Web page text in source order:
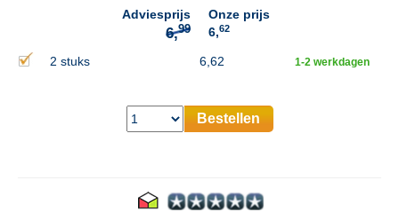
Adviesprijs
Onze prijs
6,62
2 stuks 6,62 1-2 werkdagen
Bestellen